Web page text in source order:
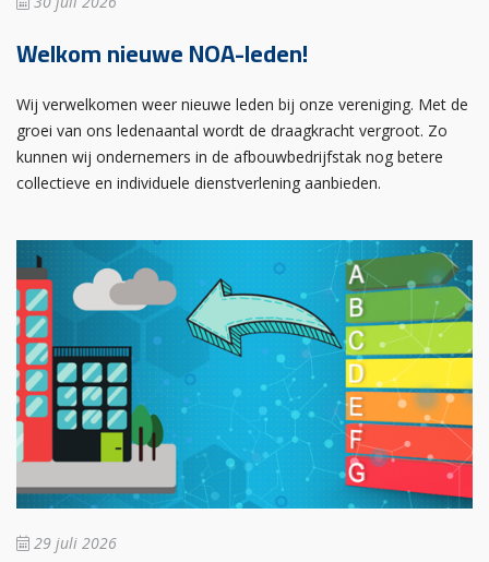
Welkom nieuwe NOA-leden!
Wij verwelkomen weer nieuwe leden bij onze vereniging. Met de
groei van ons ledenaantal wordt de draagkracht vergroot. Zo
kunnen wij ondernemers in de afbouwbedrijfstak nog betere
collectieve en individuele dienstverlening aanbieden.
29 juli 2026